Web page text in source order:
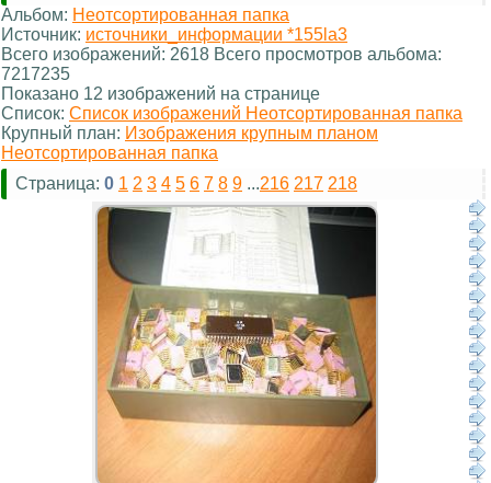
Альбом: Неотсортированная папка
Источник: источники_информации *155la3
Всего изображений: 2618 Всего просмотров альбома:
7217235
Показано 12 изображений на странице
Список: Список изображений Неотсортированная папка
Крупный план: Изображения крупным планом
Неотсортированная папка
Страница: 0 1 2 3 4 5 6 7 8 9 ...216 217 218